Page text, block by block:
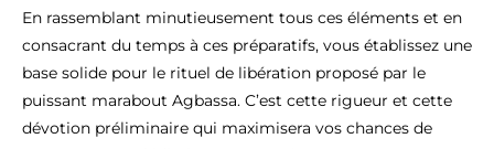
En rassemblant minutieusement tous ces éléments et en
consacrant du temps à ces préparatifs, vous établissez une
base solide pour le rituel de libération proposé par le
puissant marabout Agbassa. C’est cette rigueur et cette
dévotion préliminaire qui maximisera vos chances de